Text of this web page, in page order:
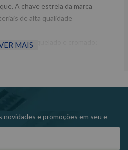
A chave estrela da marca
de alta qualidade
niquelado e cromado;
divulgadas são de
Fornecedor.
MAIS
e promoções em seu e-